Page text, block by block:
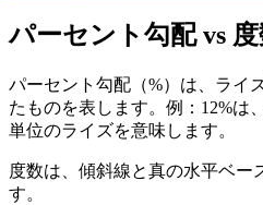
パーセント勾配 vs 度
パーセント勾配（%）は、ライ
たものを表します。例：12%は
単位のライズを意味します。
度数は、傾斜線と真の水平ベー
す。